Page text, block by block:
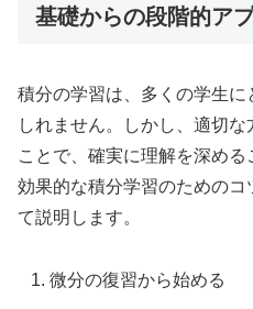
基礎からの段階的ア
積分の学習は、多くの学生
しれません。しかし、適切
ことで、確実に理解を深める
効果的な積分学習のための
て説明します。
微分の復習から始める